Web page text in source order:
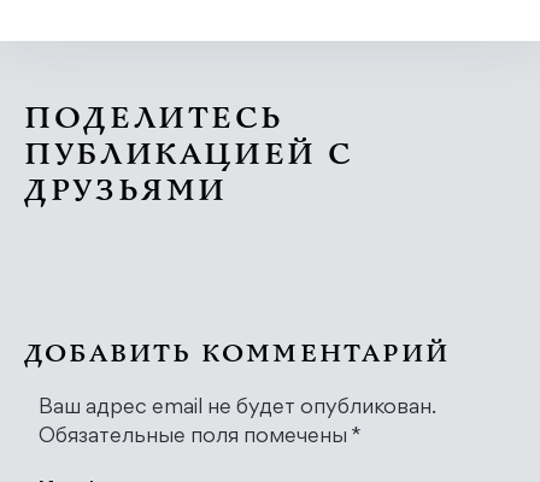
ПОДЕЛИТЕСЬ
ПУБЛИКАЦИЕЙ С
ДРУЗЬЯМИ
ДОБАВИТЬ КОММЕНТАРИЙ
Ваш адрес email не будет опубликован.
Обязательные поля помечены *